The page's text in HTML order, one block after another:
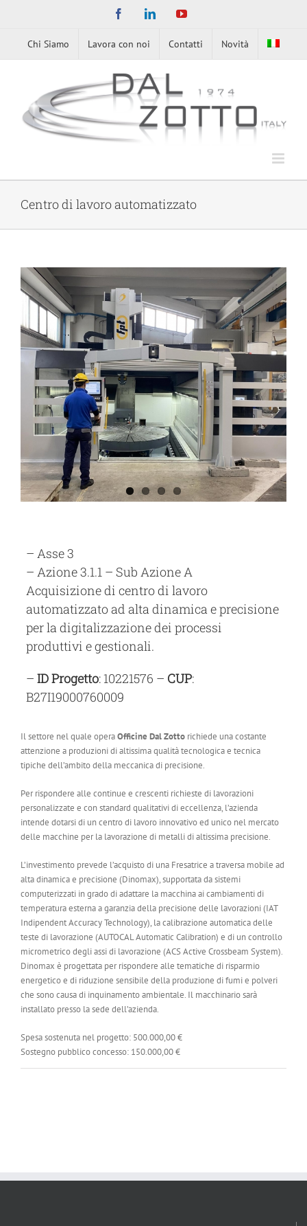
FacebookLinkedInYouTube
Chi Siamo Lavora con noi Contatti Novità
Centro di lavoro automatizzato
– Asse 3
– Azione 3.1.1 – Sub Azione A
Acquisizione di centro di lavoro
automatizzato ad alta dinamica e precisione
per la digitalizzazione dei processi
produttivi e gestionali.
– ID Progetto: 10221576 – CUP:
B27I19000760009
Il settore nel quale operaOfficine Dal Zotto richiede una costante
attenzione a produzioni di altissima qualità tecnologica e tecnica
tipiche dell’ambito della meccanica di precisione.
Per rispondere alle continue e crescenti richieste di lavorazioni
personalizzate e con standard qualitativi di eccellenza, l’azienda
intende dotarsi di un centro di lavoro innovativo ed unico nel mercato
delle macchine per la lavorazione di metalli di altissima precisione.
L’investimento prevede l’acquisto di una Fresatrice a traversa mobile ad
alta dinamica e precisione (Dinomax), supportata da sistemi
computerizzati in grado di adattare la macchina ai cambiamenti di
temperatura esterna a garanzia della precisione delle lavorazioni (IAT
Indipendent Accuracy Technology), la calibrazione automatica delle
teste di lavorazione (AUTOCAL Automatic Calibration) e di un controllo
micrometrico degli assi di lavorazione (ACS Active Crossbeam System).
Dinomax è progettata per rispondere alle tematiche di risparmio
energetico e di riduzione sensibile della produzione di fumi e polveri
che sono causa di inquinamento ambientale. Il macchinario sarà
installato presso la sede dell’azienda.
Spesa sostenuta nel progetto: 500.000,00 €
Sostegno pubblico concesso: 150.000,00 €